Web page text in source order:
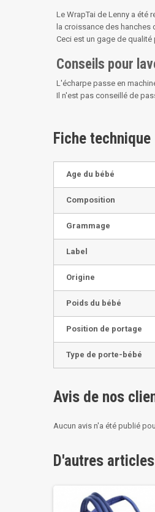
Le WrapTai de Lenny a
la croissance des hanches
Ceci est un gage de
Conseils pour
L'écharpe passe en
Il n'est pas conseillé de
Fiche technique
Age du bébé
Composition
Grammage
Label
Origine
Poids du bébé
Position de portage
Type de porte-bébé
Avis de nos
Aucun avis n'a été publié
D'autres